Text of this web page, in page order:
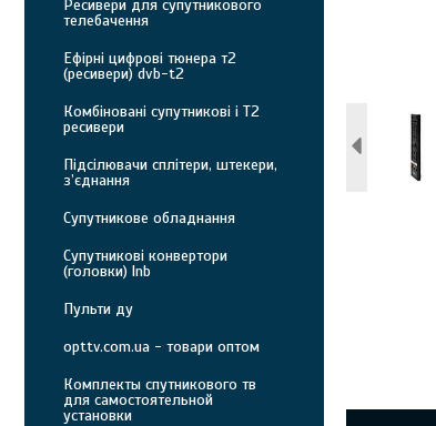
Ресивери для супутникового
телебачення
Ефірні цифрові тюнера т2
(ресивери) dvb-t2
Комбіновані супутникові і Т2
ресивери
Підсілювачи сплітери, штекери,
з’єднання
Супутникове обладнання
Супутникові конвертори
(головки) lnb
Пульти ду
opttv.com.ua - товари оптом
Комплекты спутникового тв
для самостоятельной
установки